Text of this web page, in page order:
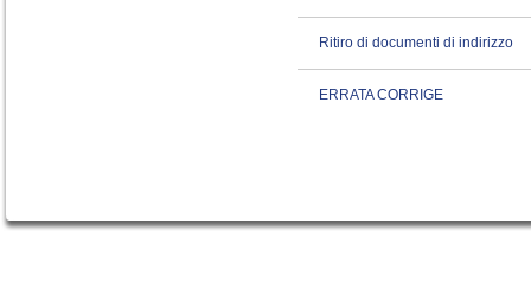
Ritiro di documenti di indirizzo
ERRATA CORRIGE